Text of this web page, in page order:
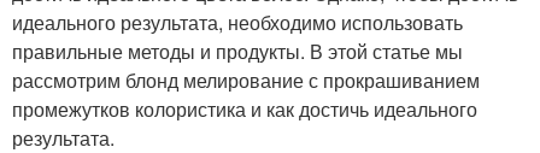
идеального результата, необходимо использовать
правильные методы и продукты. В этой статье мы
рассмотрим блонд мелирование с прокрашиванием
промежутков колористика и как достичь идеального
результата.